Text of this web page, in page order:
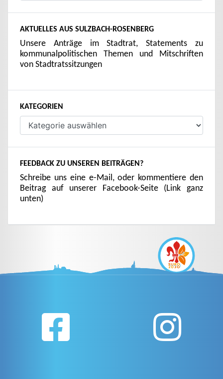
AKTUELLES AUS SULZBACH-ROSENBERG
Unsere Anträge im Stadtrat, Statements zu
kommunalpolitischen Themen und Mitschriften
von Stadtratssitzungen
KATEGORIEN
FEEDBACK ZU UNSEREN BEITRÄGEN?
Schreibe uns eine e-Mail, oder kommentiere den
Beitrag auf unserer Facebook-Seite (Link ganz
unten)